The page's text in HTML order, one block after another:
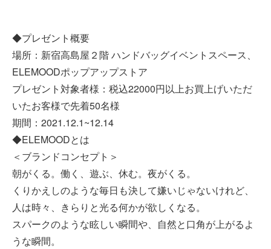
◆プレゼント概要
場所：新宿高島屋２階 ハンドバッグイベントスペース、
ELEMOODポップアップストア
プレゼント対象者様：税込22000円以上お買上げいただ
いたお客様で先着50名様
期間：2021.12.1~12.14
◆ELEMOODとは
＜ブランドコンセプト＞
朝がくる。働く、遊ぶ、休む。夜がくる。
くりかえしのような毎日も決して嫌いじゃないけれど、
人は時々、きらりと光る何かが欲しくなる。
スパークのような眩しい瞬間や、自然と口角が上がるよ
うな瞬間。